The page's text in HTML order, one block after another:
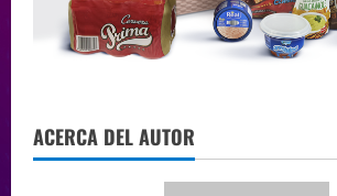
ACERCA DEL AUTOR